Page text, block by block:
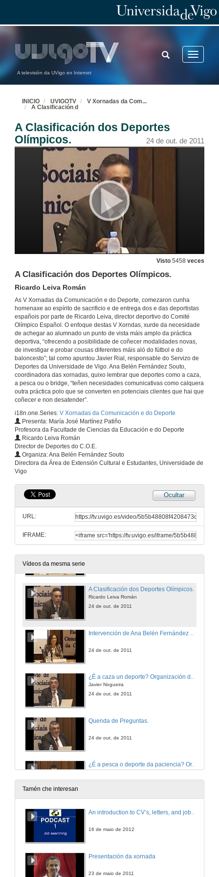
A televisión da UVigo en Internet
Toggle
TOGGLE
SEARCH
INICIO UVIGOTV V Xornadas da Com...
A Clasificación d
A Clasificación dos Deportes
Olímpicos.
24 de out. de 2011
Visto 5458 veces
A Clasificación dos Deportes Olímpicos.
Ricardo Leiva Román
As V Xornadas da Comunicación e do Deporte, comezaron cunha
homenaxe ao espírito de sacrificio e de entrega dos e das deportistas
españois por parte de Ricardo Leiva, director deportivo do Comité
Olímpico Español. O enfoque destas V Xorndas, xurde da necesidade
de achegar ao alumnado un punto de vista máis amplo da práctica
deportiva, “ofrecendo a posibilidade de coñecer modalidades novas,
de investigar e probar cousas diferentes máis aló do fútbol e do
baloncesto”; tal como apuntou Javier Rial, responsable do Servizo de
Deportes da Universidade de Vigo. Ana Belén Fernández Souto,
coordinadora das xornadas, quixo lembrar que deportes como a caza,
a pesca ou o bridge, “teñen necesidades comunicativas como calquera
outra práctica polo que se converten en potenciais clientes que hai que
coñecer e non desatender”.
i18n.one.Series: V Xornadas da Comunicación e do Deporte
Presenta: María José Martínez Patiño
Profesora da Facultade de Ciencias da Educación e do Deporte
Ricardo Leiva Román
Director de Deportes do C.O.E.
Organiza: Ana Belén Fernández Souto
Directora da Área de Extensión Cultural e Estudantes, Universidade de
Vigo
Ocultar
URL:
IFRAME:
Vídeos da mesma serie
Intervención de Javier Rial.
24 de out. de 2011
Intervención de Juan Manuel Corbacho Valencia.
A Clasificación dos Deportes Olímpicos.
Ricardo Leiva Román
24 de out. de 2011
24 de out. de 2011
¿É a caza un deporte? Organización dos seus eventos dende a Federación Galega.
Javier Nogueira
24 de out. de 2011
Quenda de Preguntas.
24 de out. de 2011
¿É a pesca o deporte da paciencia? Organización do Open Internacional de Corcheo de Mar.
24 de out. de 2011
Iván Vila
Tamén che interesan
An introduction to CV’s, letters, and job searching
16 de maio de 2012
Presentación da xornada
23 de maio de 2011